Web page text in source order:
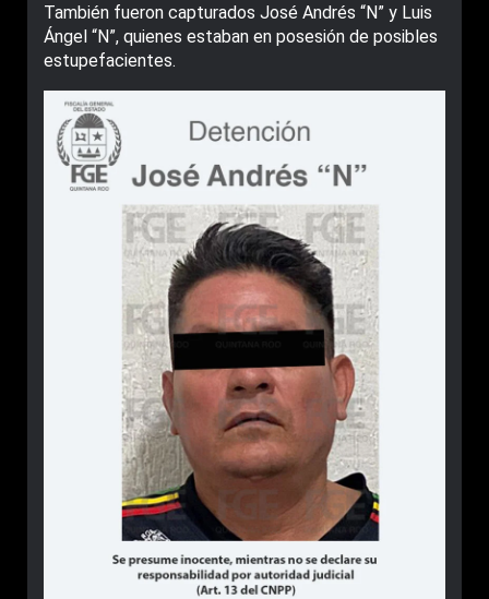
También fueron capturados José Andrés “N” y Luis
Ángel “N”, quienes estaban en posesión de posibles
estupefacientes.